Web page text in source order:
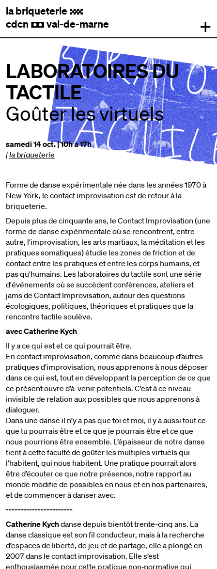
la briqueterie .
cdcn , val-de-marne +
LABORATOIRES DU
TACTILE
Goûter les virtuels
samedi 14 oct. | 10h à 17h
|la briqueterie
Forme de danse expérimentale née dans les années 1970 à
New York, le contact improvisation est de retour à la
briqueterie.
Depuis plus de cinquante ans, le Contact Improvisation (une
forme de danse expérimentale où se rencontrent, entre
autre, l'improvisation, les arts martiaux, la méditation et les
pratiques somatiques) étudie les zones de friction et de
contact entre les pratiques et entre les corps humains, et
pas qu'humains. Les laboratoires du tactile sont une série
d'événements où se succèdent conférences, ateliers et
jams de Contact Improvisation, autour des questions
écologiques, politiques, théoriques et pratiques que la
rencontre tactile soulève.
avec Catherine Kych
Il y a ce qui est et ce qui pourrait être.
En contact improvisation, comme dans beaucoup d’autres
pratiques d’improvisation, nous apprenons à nous déposer
dans ce qui est, tout en développant la perception de ce que
ce présent ouvre d’à-venir potentiels. C’est à ce niveau
invisible de relation aux possibles que nous apprenons à
dialoguer.
Dans une danse il n’y a pas que toi et moi, il y a aussi tout ce
que tu pourrais être et ce que je pourrais être et ce que
nous pourrions être ensemble. L’épaisseur de notre danse
tient à cette faculté de goûter les multiples virtuels qui
l’habitent, qui nous habitent. Une pratique pourrait alors
être d’écouter ce que notre présence, notre rapport au
monde modifie de possibles en nous et en nos partenaires,
et de commencer à danser avec.
-----------------------
Catherine Kychdanse depuis bientôt trente-cinq ans. La
danse classique est son fil conducteur, mais à la recherche
d’espaces de liberté, de jeu et de partage, elle a plongé en
2007 dans le contact improvisation. Elle s’est
enthousiasmée pour cette pratique non‐normative qui